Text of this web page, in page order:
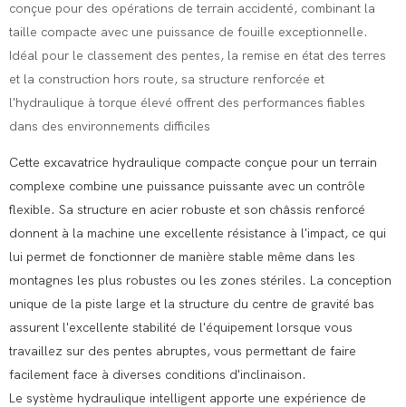
conçue pour des opérations de terrain accidenté, combinant la
taille compacte avec une puissance de fouille exceptionnelle.
Idéal pour le classement des pentes, la remise en état des terres
et la construction hors route, sa structure renforcée et
l'hydraulique à torque élevé offrent des performances fiables
dans des environnements difficiles
Cette excavatrice hydraulique compacte conçue pour un terrain
complexe combine une puissance puissante avec un contrôle
flexible. Sa structure en acier robuste et son châssis renforcé
donnent à la machine une excellente résistance à l'impact, ce qui
lui permet de fonctionner de manière stable même dans les
montagnes les plus robustes ou les zones stériles. La conception
unique de la piste large et la structure du centre de gravité bas
assurent l'excellente stabilité de l'équipement lorsque vous
travaillez sur des pentes abruptes, vous permettant de faire
facilement face à diverses conditions d'inclinaison.
Le système hydraulique intelligent apporte une expérience de